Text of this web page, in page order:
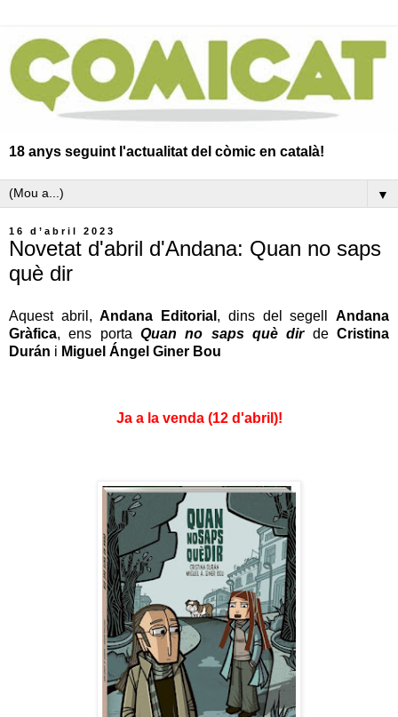
18 anys seguint l'actualitat del còmic en català!
▼
16 d’abril 2023
Novetat d'abril d'Andana: Quan no saps
què dir
Aquest abril,Andana Editorial , dins del segellAndana
Gràfica, ens porta Quan no saps què dirde Cristina
Durán i Miguel Ángel Giner Bou
Ja a la venda (12 d'abril)!